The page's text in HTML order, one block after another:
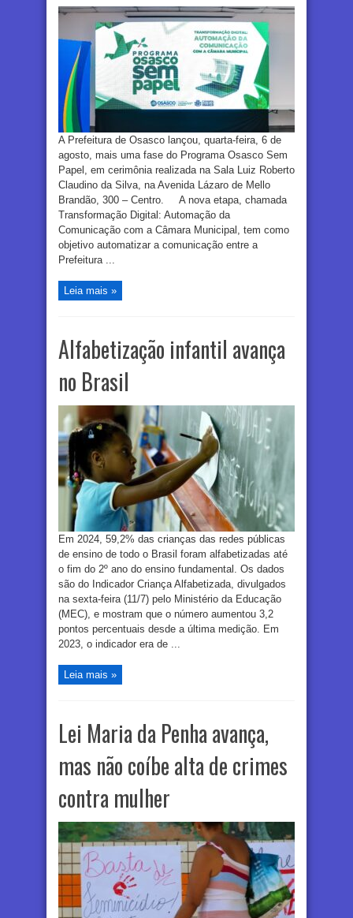
A Prefeitura de Osasco lançou, quarta-feira, 6 de
agosto, mais uma fase do Programa Osasco Sem
Papel, em cerimônia realizada na Sala Luiz Roberto
Claudino da Silva, na Avenida Lázaro de Mello
Brandão, 300 – Centro. A nova etapa, chamada
Transformação Digital: Automação da
Comunicação com a Câmara Municipal, tem como
objetivo automatizar a comunicação entre a
Prefeitura ...
Leia mais »
Alfabetização infantil avança
no Brasil
Em 2024, 59,2% das crianças das redes públicas
de ensino de todo o Brasil foram alfabetizadas até
o fim do 2º ano do ensino fundamental. Os dados
são do Indicador Criança Alfabetizada, divulgados
na sexta-feira (11/7) pelo Ministério da Educação
(MEC), e mostram que o número aumentou 3,2
pontos percentuais desde a última medição. Em
2023, o indicador era de ...
Leia mais »
Lei Maria da Penha avança,
mas não coíbe alta de crimes
contra mulher